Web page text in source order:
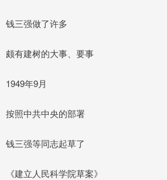
钱三强做了许多
颇有建树的大事、要事
1949年9月
按照中共中央的部署
钱三强等同志起草了
《建立人民科学院草案》